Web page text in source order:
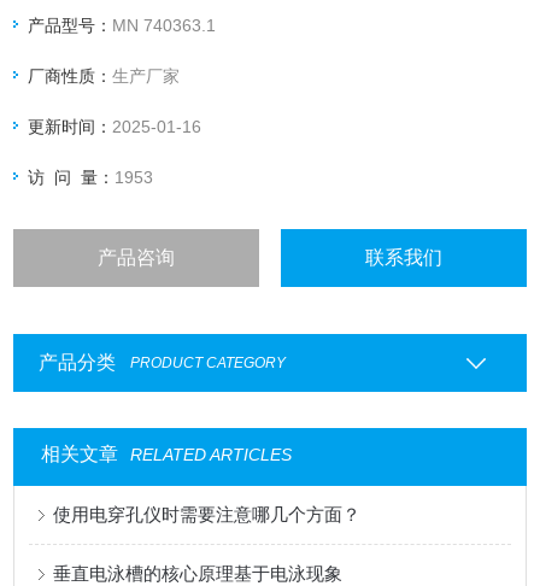
计）以及精细过滤及萃取产品等。主要用于工业（印刷、纺
产品型号： MN 740363.1
厂商性质：生产厂家
更新时间： 2025-01-16
访 问 量： 1953
产品咨询 联系我们
产品分类 PRODUCT CATEGORY
相关文章 RELATED ARTICLES
使用电穿孔仪时需要注意哪几个方面？
垂直电泳槽的核心原理基于电泳现象